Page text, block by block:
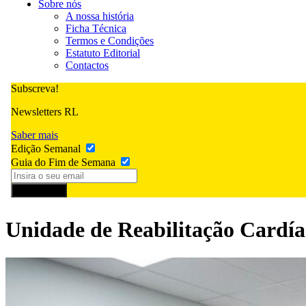
Sobre nós
A nossa história
Ficha Técnica
Termos e Condições
Estatuto Editorial
Contactos
Subscreva!
Newsletters RL
Saber mais
Edição Semanal
Guia do Fim de Semana
Unidade de Reabilitação